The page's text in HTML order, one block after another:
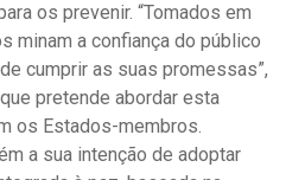
os prevenir. “Tomados em
minam a confiança do público
cumprir as suas promessas”,
pretende abordar esta
os Estados-membros.
a sua intenção de adoptar